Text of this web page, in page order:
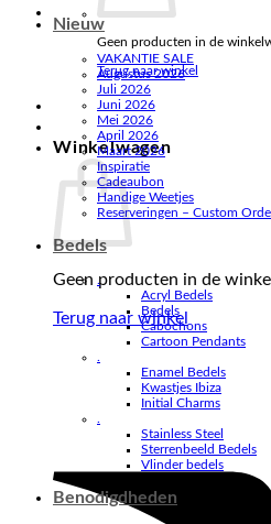
Geen producten in de
Terug naar winkel
Winkelwagen
Geen producten in de
Terug naar winkel
Nieuw
VAKANTIE SALE
Augustus 2026
Juli 2026
Juni 2026
Mei 2026
April 2026
Maart 2026
Inspiratie
Cadeaubon
Handige Weetjes
Reserveringen – Custom
Bedels
.
Acryl Bedels
Bedels
Cabochons
Cartoon Pendants
.
Enamel Bedels
Kwastjes Ibiza
Initial Charms
.
Stainless Steel
Sterrenbeeld Bedels
Vlinder bedels
Benodigdheden